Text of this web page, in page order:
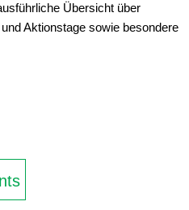
Übersicht über
Aktionstage sowie besondere